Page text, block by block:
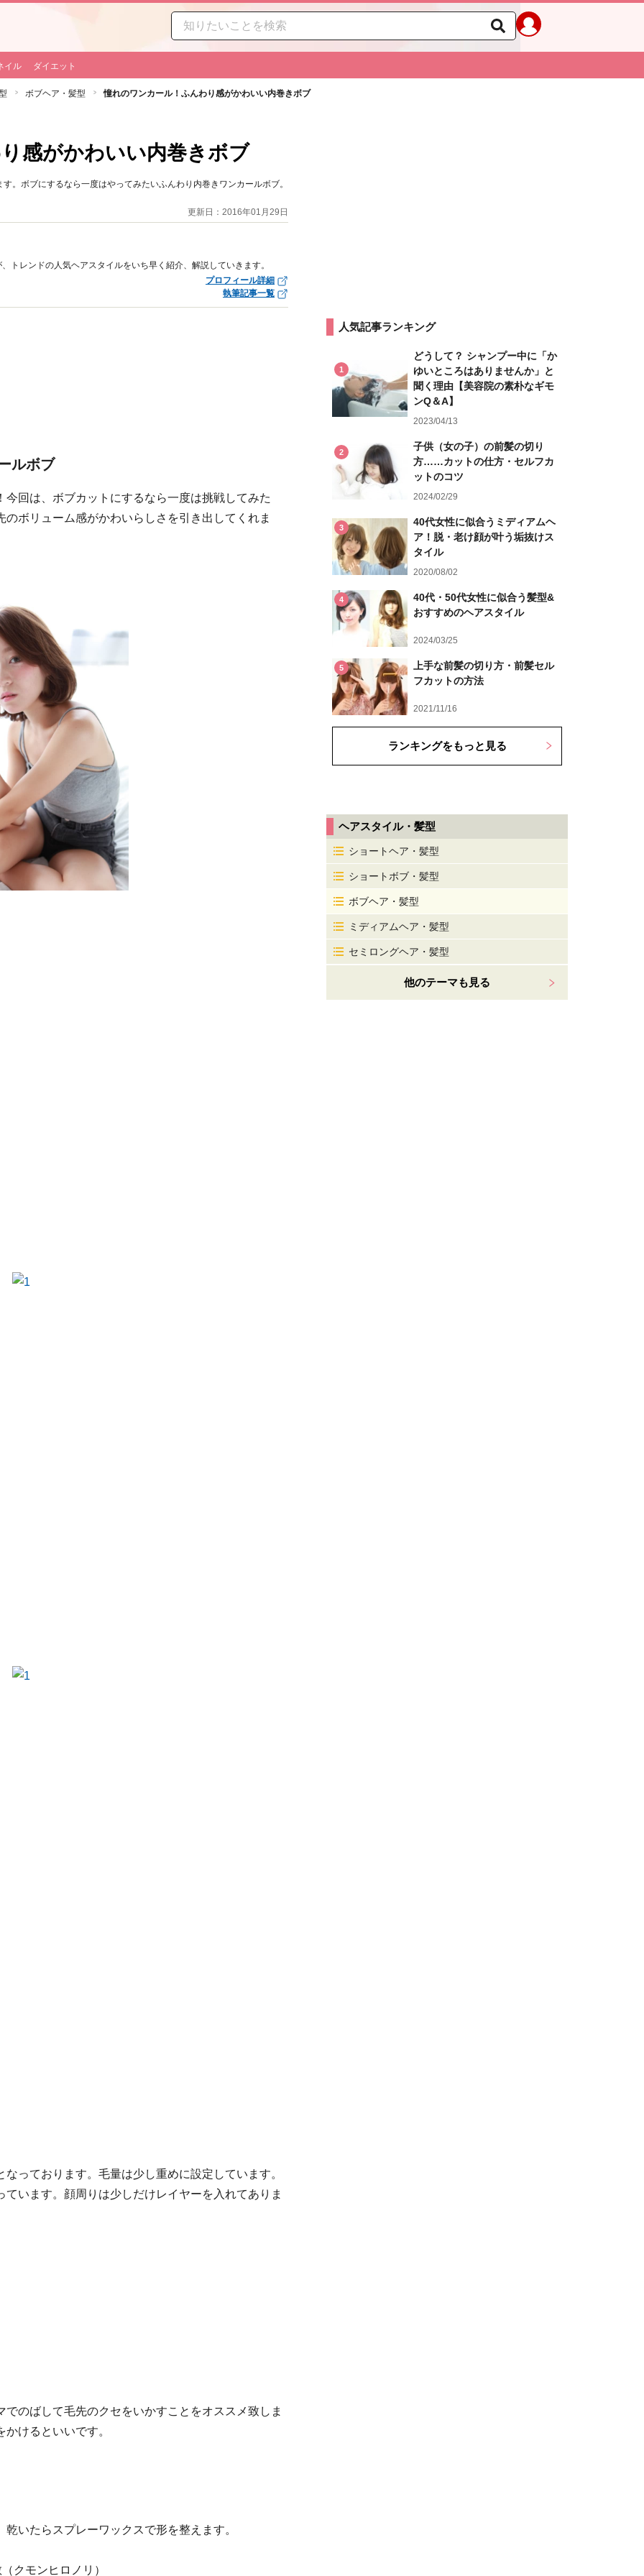
イル ダイエット
ボブヘア・髪型 憧れのワンカール！ふんわり感がかわいい内巻きボブ
感がかわいい内巻きボブ
。ボブにするなら一度はやってみたいふんわり内巻きワンカールボブ。
更新日：2016年01月29日
トレンドの人気ヘアスタイルをいち早く紹介、解説していきます。
プロフィール詳細
執筆記事一覧
ルボブ
回は、ボブカットにするなら一度は挑戦してみた
ボリューム感がかわいらしさを引き出してくれま
っております。毛量は少し重めに設定しています。
います。顔周りは少しだけレイヤーを入れてありま
のばして毛先のクセをいかすことをオススメ致しま
けるといいです。
いたらスプレーワックスで形を整えます。
クモンヒロノリ）
人気記事ランキング
1
どうして？ シャンプー中に「か
ゆいところはありませんか」と
聞く理由【美容院の素朴なギモ
ンQ＆A】
2023/04/13
2
子供（女の子）の前髪の切り
方……カットの仕方・セルフカ
ットのコツ
2024/02/29
3
40代女性に似合うミディアムヘ
ア！脱・老け顔が叶う垢抜けス
タイル
2020/08/02
4
40代・50代女性に似合う髪型&
おすすめのヘアスタイル
2024/03/25
5
上手な前髪の切り方・前髪セル
フカットの方法
2021/11/16
ランキングをもっと見る
ヘアスタイル・髪型
ショートヘア・髪型
ショートボブ・髪型
ボブヘア・髪型
ミディアムヘア・髪型
セミロングヘア・髪型
他のテーマも見る